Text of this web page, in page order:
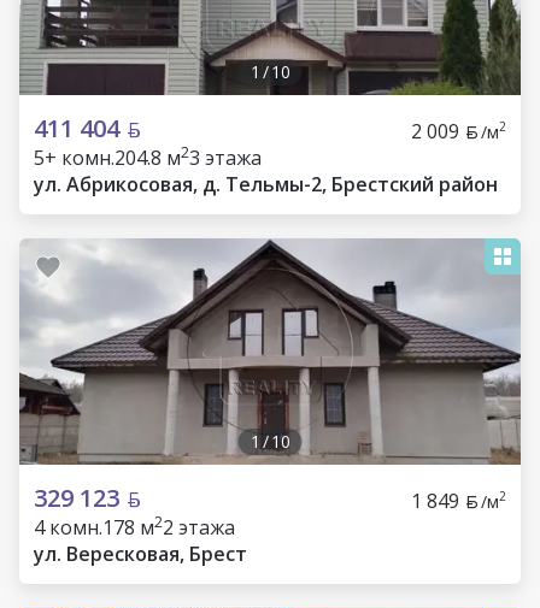
1 /10
411 404 2 009 /м2
5+ комн.204.8 м23 этажа
ул. Абрикосовая, д. Тельмы-2, Брестский район
1 /10
329 123 1 849 /м2
4 комн.178 м22 этажа
ул. Вересковая, Брест